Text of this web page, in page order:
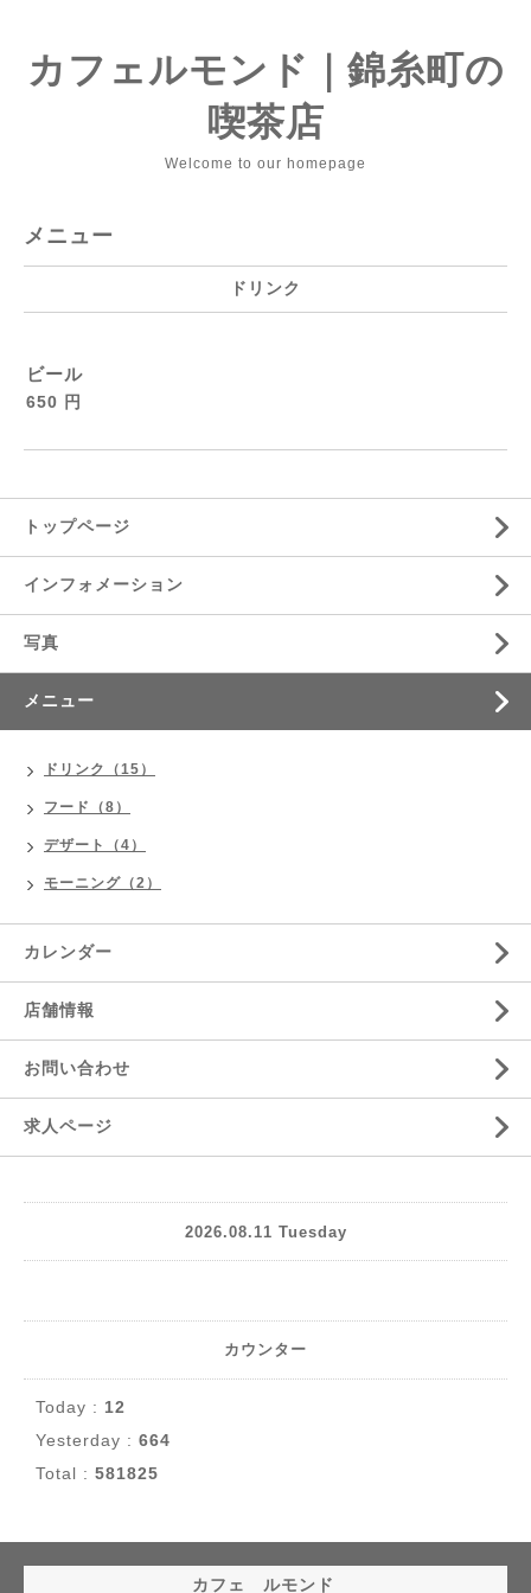
カフェルモンド｜錦糸町の
喫茶店
Welcome to our homepage
メニュー
ドリンク
ビール
650 円
トップページ
インフォメーション
写真
メニュー
ドリンク（15）
フード（8）
デザート（4）
モーニング（2）
カレンダー
店舗情報
お問い合わせ
求人ページ
2026.08.11 Tuesday
カウンター
Today : 12
Yesterday : 664
Total : 581825
カフェ ルモンド